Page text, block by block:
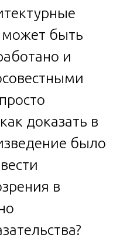
быть
и
доказать в
было
в